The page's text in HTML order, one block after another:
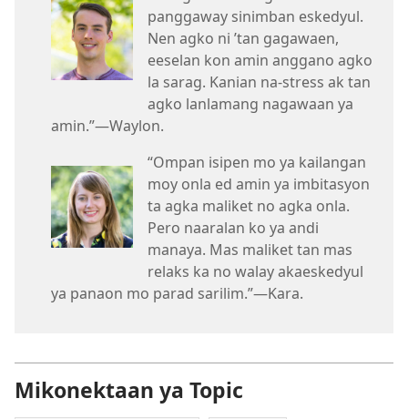
panggaway sinimban eskedyul.
Nen agko ni ’tan gagawaen,
eeselan kon amin anggano agko
la sarag. Kanian na-stress ak tan
agko lanlamang nagawaan ya
amin.”​—Waylon.
“Ompan isipen mo ya kailangan
moy onla ed amin ya imbitasyon
ta agka maliket no agka onla.
Pero naaralan ko ya andi
manaya. Mas maliket tan mas
relaks ka no walay akaeskedyul
ya panaon mo parad sarilim.”​—Kara.
Mikonektaan ya Topic